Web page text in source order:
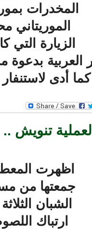
المخدرات
الموريتاني
الزيارة التي
بدعوة
أدى لاستنفار
تنويش ..
اظهرت
جمعتها من
الشبان
ارتباك